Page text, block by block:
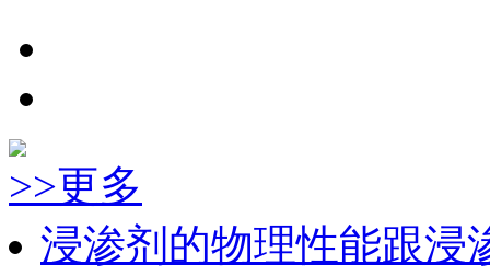
>>更多
浸渗剂的物理性能跟浸